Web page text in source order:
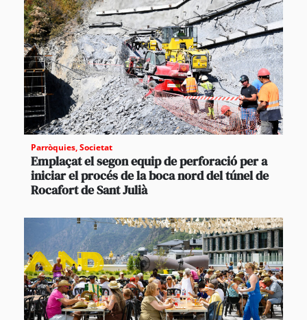
Parròquies,Societat
Emplaçat el segon equip de perforació per a
iniciar el procés de la boca nord del túnel de
Rocafort de Sant Julià